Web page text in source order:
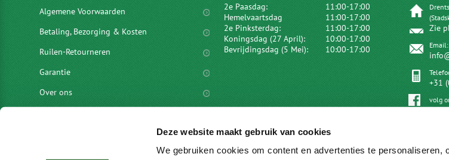
Deze website maakt gebruik van cookies
We gebruiken cookies om content en advertenties te personaliseren,
Algemene Voorwaarden
Betaling, Bezorging & Kosten
Ruilen-Retourneren
Garantie
Over ons
2e Paasdag:
11:00-17:00
Hemelvaartsdag
11:00-17:00
2e Pinksterdag:
11:00-17:00
Koningsdag (27 April):
10:00-17:00
Bevrijdingsdag (5 Mei):
10:00-17:00
Zie
Email:
+31
volg